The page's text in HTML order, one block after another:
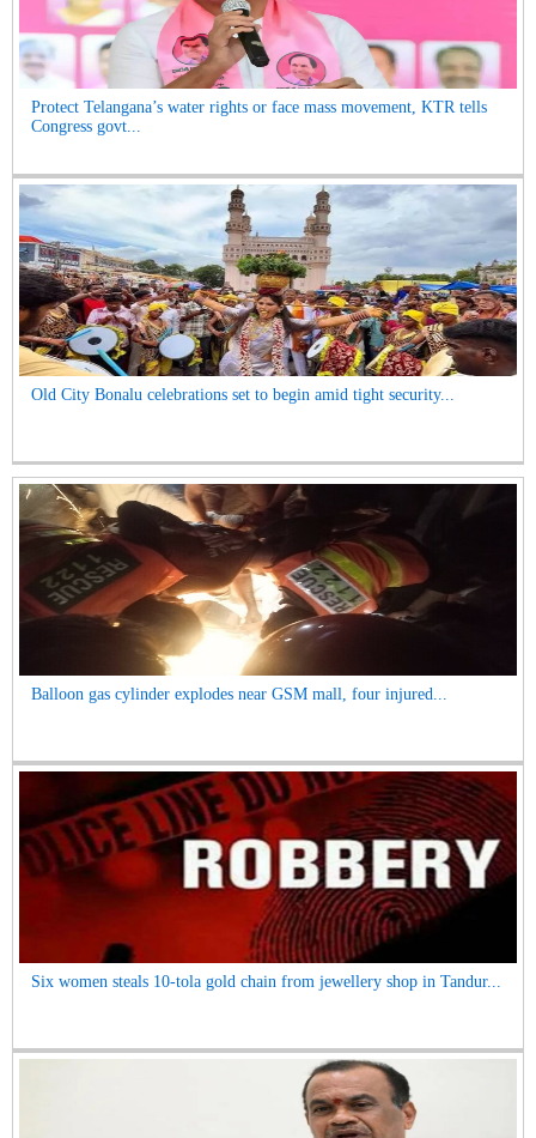
Protect Telangana’s water rights or face mass movement, KTR tells
Congress govt...
Old City Bonalu celebrations set to begin amid tight security...
Balloon gas cylinder explodes near GSM mall, four injured...
Six women steals 10-tola gold chain from jewellery shop in Tandur...